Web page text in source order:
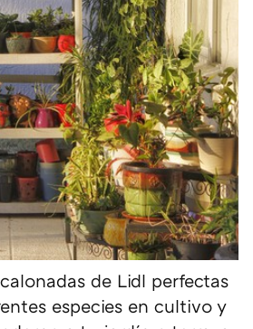
de Lidl perfectas
especies en cultivo y